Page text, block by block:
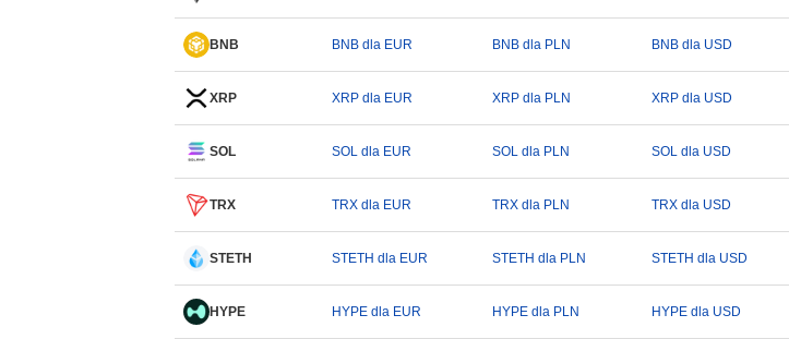
BNB BNB dla EUR BNB dla PLN BNB dla USD
XRP XRP dla EUR XRP dla PLN XRP dla USD
SOL SOL dla EUR SOL dla PLN SOL dla USD
TRX TRX dla EUR TRX dla PLN TRX dla USD
STETH STETH dla EUR STETH dla PLN STETH dla USD
HYPE HYPE dla EUR HYPE dla PLN HYPE dla USD